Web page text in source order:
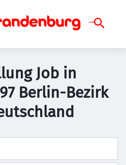
Job in
Berlin-Bezirk